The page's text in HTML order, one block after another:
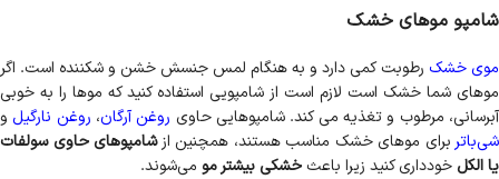
شامپو موهای خشک
موی خشک رطوبت کمی دارد و به هنگام لمس جنسش خشن و شکننده است. اگر
موهای شما خشک است لازم است از شامپویی استفاده کنید که موها را به خوبی
آبرسانی، مرطوب و تغذیه می کند. شامپوهایی حاوی روغن آرگان، روغن نارگیلو
شی‌باتر برای موهای خشک مناسب هستند، همچنین ازشامپوهای حاوی سولفات
یا الکلخودداری کنید زیرا باعثخشکی بیشتر مو می‌شوند.